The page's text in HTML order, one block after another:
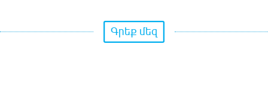
Գրեք մեզ